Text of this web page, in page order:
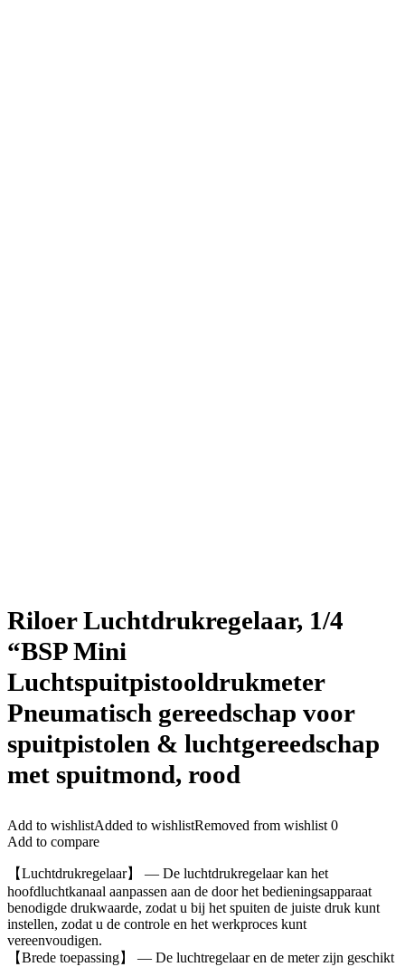
Riloer Luchtdrukregelaar, 1/4
“BSP Mini
Luchtspuitpistooldrukmeter
Pneumatisch gereedschap voor
spuitpistolen & luchtgereedschap
met spuitmond, rood
Add to wishlistAdded to wishlistRemoved from wishlist 0
Add to compare
【Luchtdrukregelaar】 — De luchtdrukregelaar kan het
hoofdluchtkanaal aanpassen aan de door het bedieningsapparaat
benodigde drukwaarde, zodat u bij het spuiten de juiste druk kunt
instellen, zodat u de controle en het werkproces kunt
vereenvoudigen.
【Brede toepassing】 — De luchtregelaar en de meter zijn geschikt